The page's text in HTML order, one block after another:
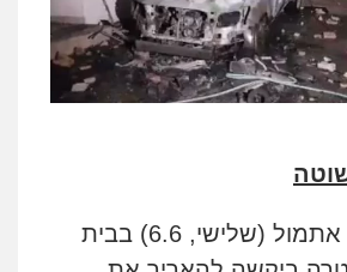
בדיון שהתקיים אתמול (שלישי, 6.6) בבית